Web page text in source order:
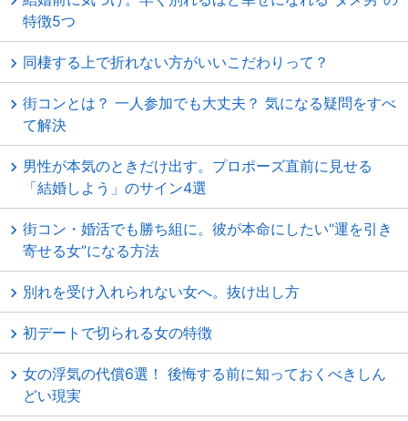
特徴5つ
同棲する上で折れない方がいいこだわりって？
街コンとは？ 一人参加でも大丈夫？ 気になる疑問をすべ
て解決
男性が本気のときだけ出す。プロポーズ直前に見せる
「結婚しよう」のサイン4選
街コン・婚活でも勝ち組に。彼が本命にしたい“運を引き
寄せる女”になる方法
別れを受け入れられない女へ。抜け出し方
初デートで切られる女の特徴
女の浮気の代償6選！ 後悔する前に知っておくべきしん
どい現実